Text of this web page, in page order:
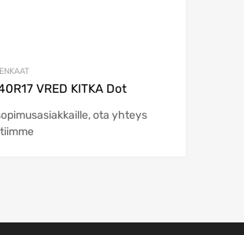
VRED KITKA Dot
ota yhteys